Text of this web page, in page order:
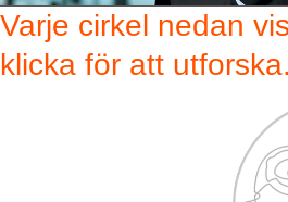
Varje cirkel nedan
klicka för att utforska.